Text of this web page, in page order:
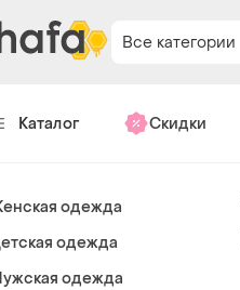
Все категории
Каталог Скидки
одежда
одежда
одежда